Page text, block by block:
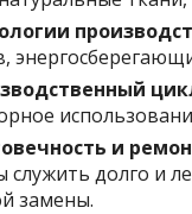
и
служить долго и
замены.